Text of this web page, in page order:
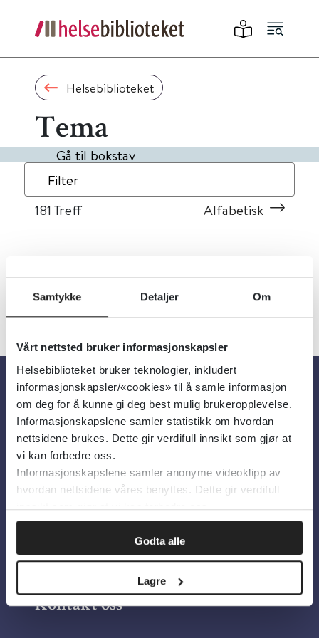
Samtykke Detaljer Om
Vårt nettsted bruker informasjonskapsler
Helsebiblioteket bruker teknologier, inkludert
informasjonskapsler/«cookies» til å samle informasjon
om deg for å kunne gi deg best mulig brukeropplevelse.
Informasjonskapslene samler statistikk om hvordan
nettsidene brukes. Dette gir verdifull innsikt som gjør at
vi kan forbedre oss.
Informasjonskapslene samler anonyme videoklipp av
hvordan nettsidene våres benyttes. Dette gir verdifull
innsikt som gjør at vi kan forbedre oss.
Godta alle
Lagre
Helsebiblioteket
Tema
Gå til bokstav
Filter
181 Treff Alfabetisk
« 1 16 17 »
Om oss
Om Helsebiblioteket
Personvern og informasjonskapsler
Tilgjengelighetserklæring
Information in English
Bilder fra Colourbox.com
Kontakt oss